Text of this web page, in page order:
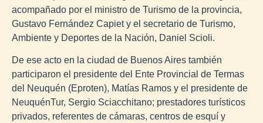
acompañado por el ministro de Turismo de la provincia,
Gustavo Fernández Capiet y el secretario de Turismo,
Ambiente y Deportes de la Nación, Daniel Scioli.
De ese acto en la ciudad de Buenos Aires también
participaron el presidente del Ente Provincial de Termas
del Neuquén (Eproten), Matías Ramos y el presidente de
NeuquénTur, Sergio Sciacchitano; prestadores turísticos
privados, referentes de cámaras, centros de esquí y